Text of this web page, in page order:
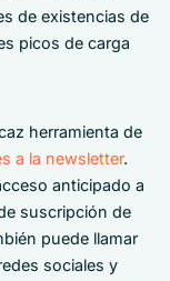
de existencias de
picos de carga
herramienta de
a la newsletter.
anticipado a
suscripción de
puede llamar
sociales y